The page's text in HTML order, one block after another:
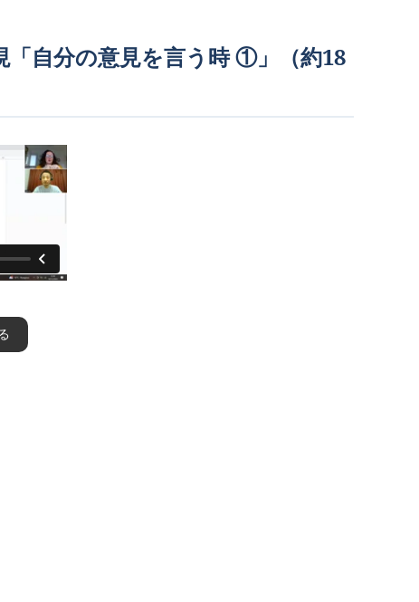
自分の意見を言う時 ①」（約18